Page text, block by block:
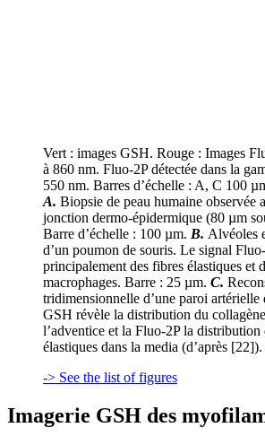
Vert : images GSH. Rouge : Images
à 860 nm. Fluo-2P détectée dans la
550 nm. Barres d’échelle : A, C 100
A. Biopsie de peau humaine observée
jonction dermo-épidermique (80 µm
Barre d’échelle : 100 µm. B. Alvéoles
d’un poumon de souris. Le signal
principalement des fibres élastiques et
macrophages. Barre : 25 µm. C.
tridimensionnelle d’une paroi artérielle
GSH révèle la distribution du
l’adventice et la Fluo-2P la distribution
élastiques dans la media (d’après
-> See the list of figures
Imagerie GSH des